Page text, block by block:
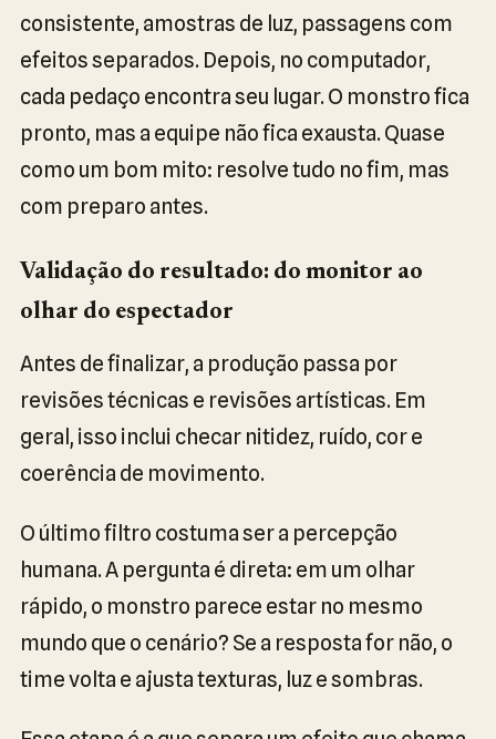
consistente, amostras de luz, passagens com
efeitos separados. Depois, no computador,
cada pedaço encontra seu lugar. O monstro fica
pronto, mas a equipe não fica exausta. Quase
como um bom mito: resolve tudo no fim, mas
com preparo antes.
Validação do resultado: do monitor ao
olhar do espectador
Antes de finalizar, a produção passa por
revisões técnicas e revisões artísticas. Em
geral, isso inclui checar nitidez, ruído, cor e
coerência de movimento.
O último filtro costuma ser a percepção
humana. A pergunta é direta: em um olhar
rápido, o monstro parece estar no mesmo
mundo que o cenário? Se a resposta for não, o
time volta e ajusta texturas, luz e sombras.